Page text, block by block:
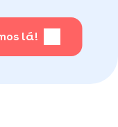
consultar as
lá!